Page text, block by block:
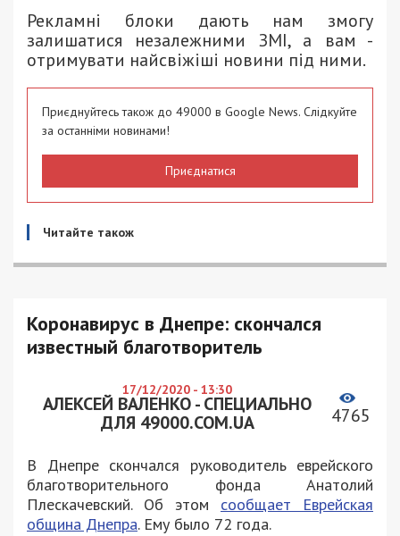
Рекламні блоки дають нам змогу
залишатися незалежними ЗМІ, а вам -
отримувати найсвіжіші новини під ними.
Приєднуйтесь також до 49000 в Google News. Слідкуйте
за останніми новинами!
Приєднатися
Читайте також
Коронавирус в Днепре: скончался
известный благотворитель
17/12/2020 - 13:30
АЛЕКСЕЙ ВАЛЕНКО - СПЕЦИАЛЬНО
ДЛЯ 49000.COM.UA
4765
В Днепре скончался руководитель еврейского
благотворительного фонда Анатолий
Плескачевский. Об этом сообщает Еврейская
община Днепра. Ему было 72 года.